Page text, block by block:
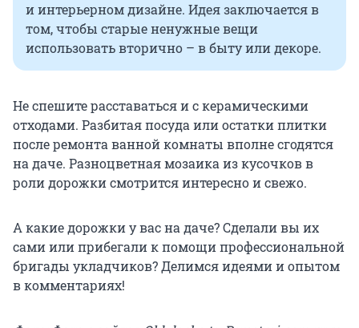
и интерьерном дизайне. Идея заключается в
том, чтобы старые ненужные вещи
использовать вторично – в быту или декоре.
Не спешите расставаться и с керамическими
отходами. Разбитая посуда или остатки плитки
после ремонта ванной комнаты вполне сгодятся
на даче. Разноцветная мозаика из кусочков в
роли дорожки смотрится интересно и свежо.
А какие дорожки у вас на даче? Сделали вы их
сами или прибегали к помощи профессиональной
бригады укладчиков? Делимся идеями и опытом
в комментариях!